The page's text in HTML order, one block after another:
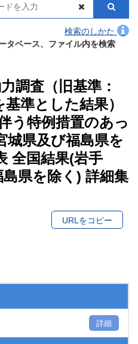
検索のしかた
タベース、ファイル内を検索
調査（旧基準：
準とした結果）
う特例措置のあっ
城県及び福島県を
全国結果(岩手
県を除く) 詳細集
URLをコピー
詳細